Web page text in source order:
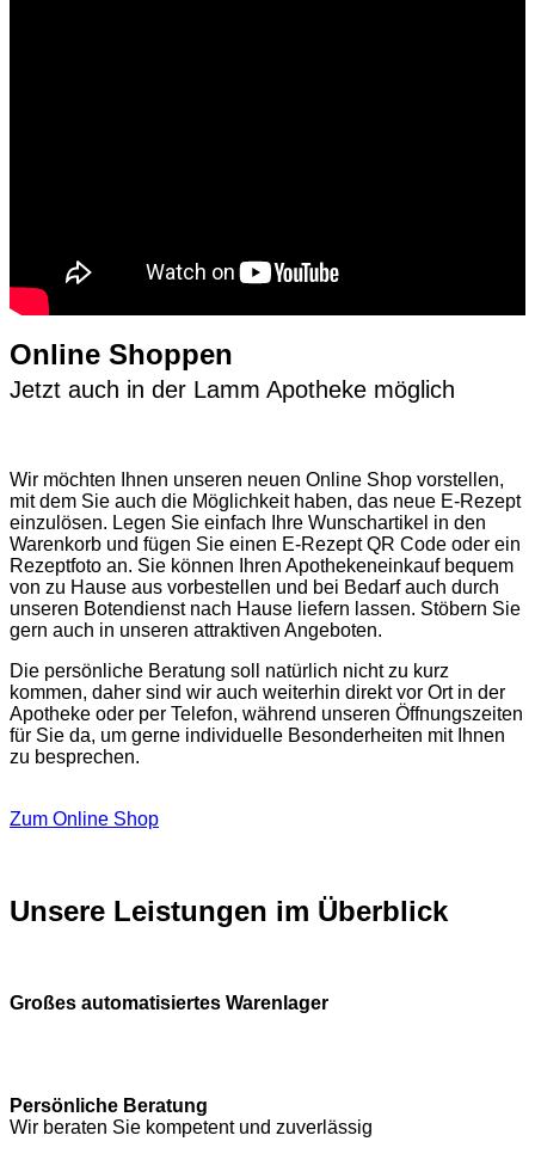
Online Shoppen
Jetzt auch in der Lamm Apotheke möglich
Wir möchten Ihnen unseren neuen Online Shop vorstellen,
mit dem Sie auch die Möglichkeit haben, das neue E-Rezept
einzulösen. Legen Sie einfach Ihre Wunschartikel in den
Warenkorb und fügen Sie einen E-Rezept QR Code oder ein
Rezeptfoto an. Sie können Ihren Apothekeneinkauf bequem
von zu Hause aus vorbestellen und bei Bedarf auch durch
unseren Botendienst nach Hause liefern lassen. Stöbern Sie
gern auch in unseren attraktiven Angeboten.
Die persönliche Beratung soll natürlich nicht zu kurz
kommen, daher sind wir auch weiterhin direkt vor Ort in der
Apotheke oder per Telefon, während unseren Öffnungszeiten
für Sie da, um gerne individuelle Besonderheiten mit Ihnen
zu besprechen.
Zum Online Shop
Unsere Leistungen im Überblick
Großes automatisiertes Warenlager
Persönliche Beratung
Wir beraten Sie kompetent und zuverlässig